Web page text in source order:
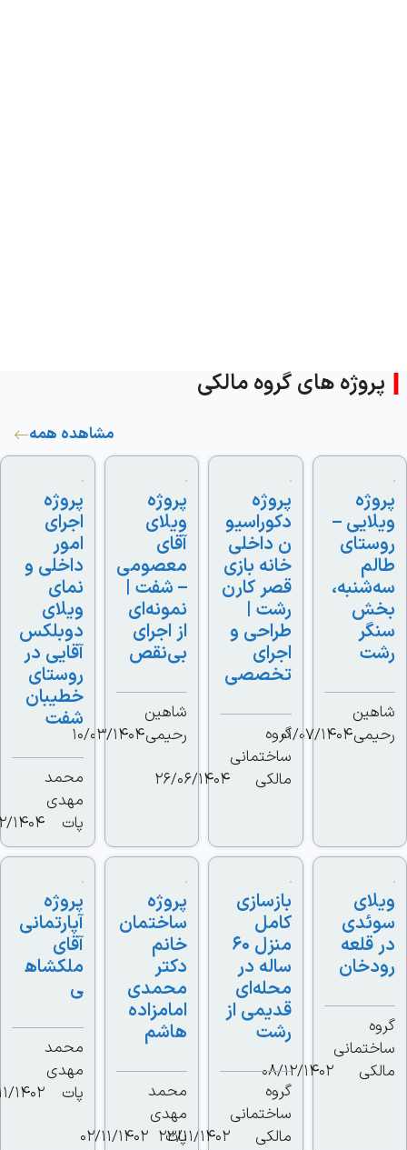
های گروه مالکی
مشاهده همه
–
01/07/1404
پروژه
دکوراسیو
ن داخلی
خانه بازی
قصر کارن
رشت |
طراحی و
اجرای
تخصصی
گروه
ساختمانی
مالکی
26/06/1404
پروژه
ویلای
آقای
معصومی
– شفت |
نمونه‌ای
از اجرای
بی‌نقص
شاهین
رحیمی10/03/1404
پروژه
اجرای
امور
داخلی و
نمای
ویلای
دوبلکس
آقایی در
روستای
خطیبان
شفت
محمد
مهدی
02/1404
08/12/1402
بازسازی
کامل
منزل ۶۰
ساله در
محله‌ای
قدیمی از
رشت
ساختمانی
مالکی
23/11/1402
پروژه
ساختمان
خانم
دکتر
محمدی
امامزاده
هاشم
محمد
مهدی
پات
02/11/1402
پروژه
آپارتمانی
آقای
ملکشاه
محمد
مهدی
01/11/1402